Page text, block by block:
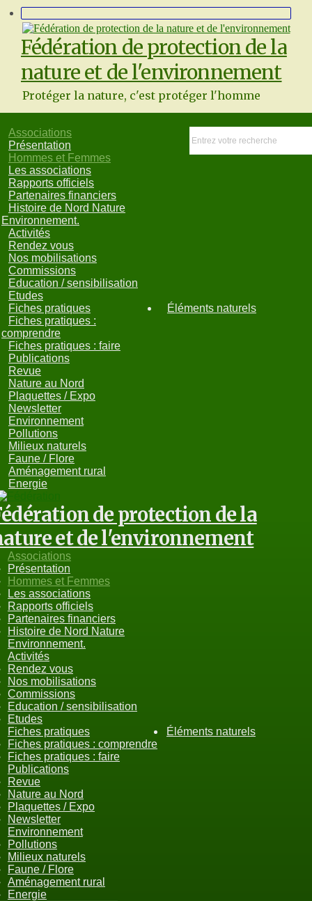
Fédération de protection de la
nature et de l'environnement
Protéger la nature, c'est protéger l'homme
Associations
Présentation
Hommes et Femmes
Les associations
Rapports officiels
Partenaires financiers
Histoire de Nord Nature
Environnement.
Activités
Rendez vous
Nos mobilisations
Commissions
Education / sensibilisation
Etudes
Fiches pratiques
Fiches pratiques :
comprendre
Fiches pratiques : faire
Éléments naturels
Publications
Revue
Nature au Nord
Plaquettes / Expo
Newsletter
Environnement
Pollutions
Milieux naturels
Faune / Flore
Aménagement rural
Energie
de protection de la
et de l'environnement
Associations
Présentation
Hommes et Femmes
Les associations
Rapports officiels
Partenaires financiers
Histoire de Nord Nature
Environnement.
Activités
Rendez vous
Nos mobilisations
Commissions
Education / sensibilisation
Etudes
Fiches pratiques
Fiches pratiques : comprendre
Fiches pratiques : faire
Éléments naturels
Publications
Revue
Nature au Nord
Plaquettes / Expo
Newsletter
Environnement
Pollutions
Milieux naturels
Faune / Flore
Aménagement rural
Energie